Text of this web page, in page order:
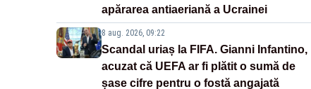
apărarea antiaeriană a Ucrainei
8 aug. 2026, 09:22
Scandal uriaș la FIFA. Gianni Infantino,
acuzat că UEFA ar fi plătit o sumă de
șase cifre pentru o fostă angajată